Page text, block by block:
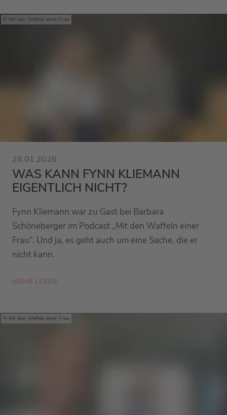
Mit den Waffeln einer Frau
26.01.2026
WAS KANN FYNN KLIEMANN
EIGENTLICH NICHT?
Fynn Kliemann war zu Gast bei Barbara
Schöneberger im Podcast „Mit den Waffeln einer
Frau“. Und ja, es geht auch um eine Sache, die er
nicht kann.
MEHR LESEN
Mit den Waffeln einer Frau